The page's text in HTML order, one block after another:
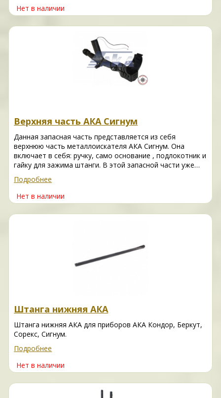
Нет в наличии
Верхняя часть АКА Сигнум
Данная запасная часть представляется из себя
верхнюю часть металлоискателя АКА Сигнум. Она
включает в себя: ручку, само основание , подлокотник и
гайку для зажима штанги. В этой запасной части уже…
Подробнее
Нет в наличии
Штанга нижняя АКА
Штанга нижняя АКА для приборов АКА Кондор, Беркут,
Сорекс, Сигнум.
Подробнее
Нет в наличии